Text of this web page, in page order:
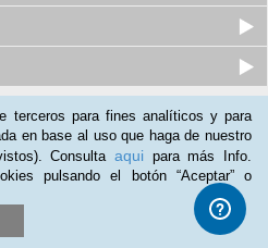
10-2019)
mucho y lo recomendaría
terceros para fines analíticos y para
en base al uso que haga de nuestro
Consulta aqui para más Info.
pulsando el botón “Aceptar” o